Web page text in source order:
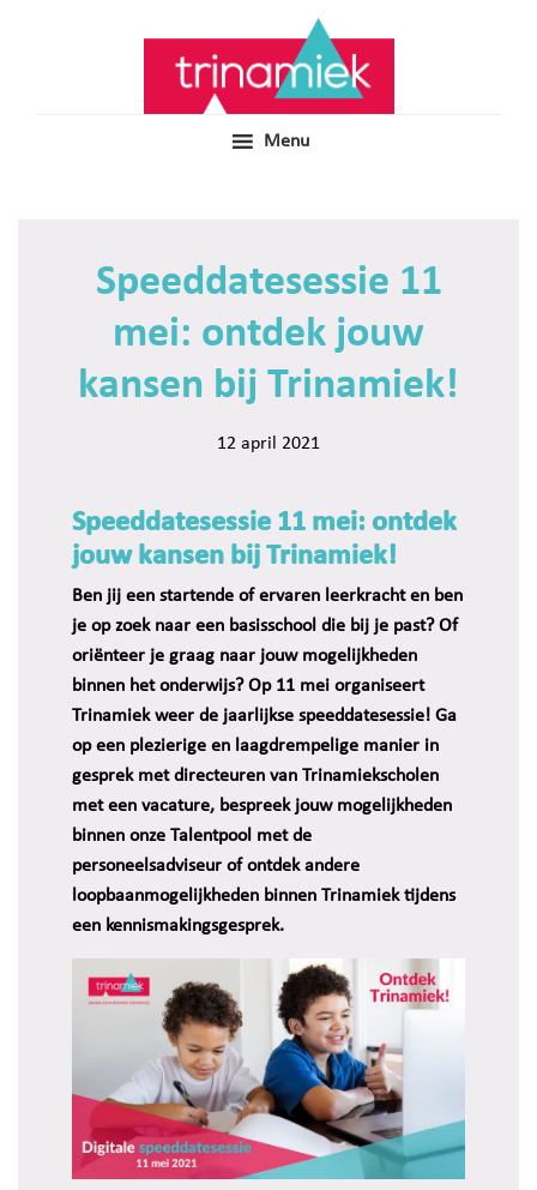
Menu
Speeddatesessie 11
mei: ontdek jouw
kansen bij Trinamiek!
12 april 2021
Speeddatesessie 11 mei: ontdek
jouw kansen bij Trinamiek!
Ben jij een startende of ervaren leerkracht en ben
je op zoek naar een basisschool die bij je past? Of
oriënteer je graag naar jouw mogelijkheden
binnen het onderwijs? Op 11 mei organiseert
Trinamiek weer de jaarlijkse speeddatesessie! Ga
op een plezierige en laagdrempelige manier in
gesprek met directeuren van Trinamiekscholen
met een vacature, bespreek jouw mogelijkheden
binnen onze Talentpool met de
personeelsadviseur of ontdek andere
loopbaanmogelijkheden binnen Trinamiek tijdens
een kennismakingsgesprek.